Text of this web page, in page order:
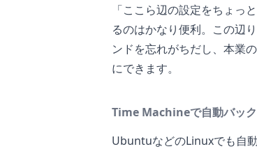
「ここら辺の設定をちょっ
るのはかなり便利。この辺
ンドを忘れがちだし、本業
にできます。
Time Machineで自動バッ
UbuntuなどのLinuxでも自